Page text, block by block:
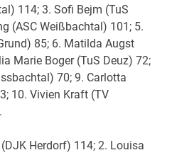
114; 3. Sofi Bejm (TuS
(ASC Weißbachtal) 101; 5.
85; 6. Matilda Augst
Marie Boger (TuS Deuz) 72;
70; 9. Carlotta
10. Vivien Kraft (TV
Herdorf) 114; 2. Louisa